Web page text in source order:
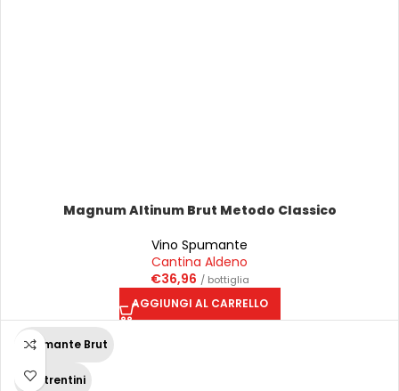
Magnum Altinum Brut Metodo Classico
Vino Spumante
Cantina Aldeno
€36,96 / bottiglia
AGGIUNGI AL CARRELLO
Spumante Brut
Vini trentini